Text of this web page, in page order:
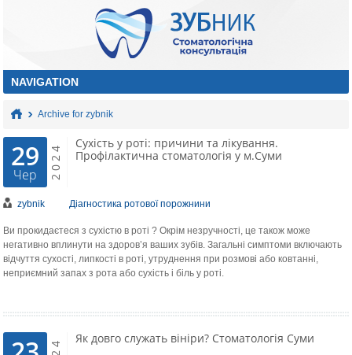
Archive for zybnik
29
Чер 2024
Сухість у роті: причини та лікування.
Профілактична стоматологія у м.Суми
zybnik Діагностика ротової порожнини
Ви прокидаєтеся з сухістю в роті ? Окрім незручності, це також може
негативно вплинути на здоров’я ваших зубів. Загальні симптоми включають
відчуття сухості, липкості в роті, утруднення при розмові або ковтанні,
неприємний запах з рота або сухість і біль у роті.
Як довго служать вініри? Стоматологія Суми